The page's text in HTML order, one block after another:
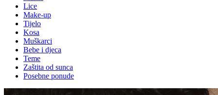
Lice
Make-up
Tijelo
Kosa
Muškarci
Bebe i djeca
Teme
Zaštita od sunca
Posebne ponude